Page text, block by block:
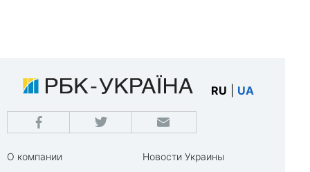
RU UA
О компании
Новости Украины